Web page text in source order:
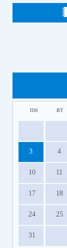
пн вт
3 4
10 11
17 18
24 25
31